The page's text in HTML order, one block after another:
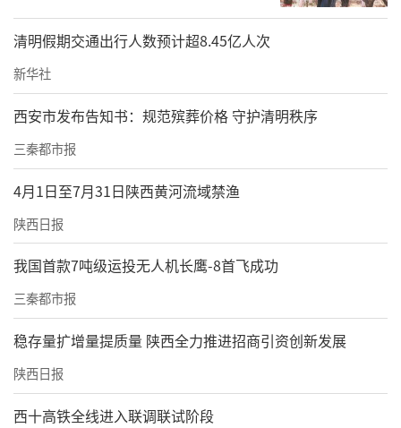
清明假期交通出行人数预计超8.45亿人次
新华社
西安市发布告知书：规范殡葬价格 守护清明秩序
三秦都市报
4月1日至7月31日陕西黄河流域禁渔
陕西日报
我国首款7吨级运投无人机长鹰-8首飞成功
三秦都市报
稳存量扩增量提质量 陕西全力推进招商引资创新发展
陕西日报
西十高铁全线进入联调联试阶段